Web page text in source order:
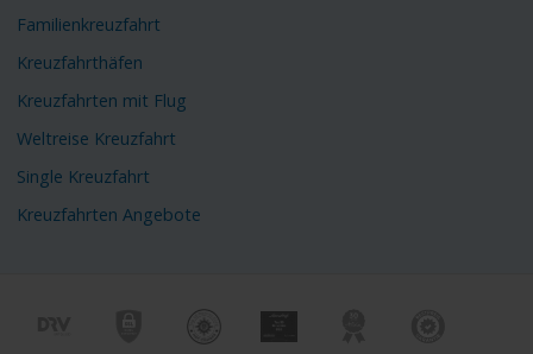
Familienkreuzfahrt
Kreuzfahrthäfen
Kreuzfahrten mit Flug
Weltreise Kreuzfahrt
Single Kreuzfahrt
Kreuzfahrten Angebote